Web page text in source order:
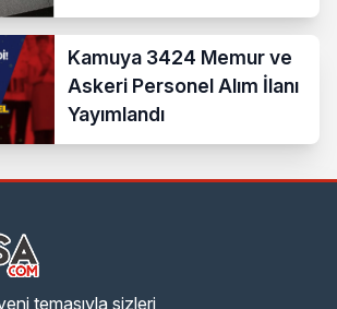
Açıldı
Kamuya 3424 Memur ve
Askeri Personel Alım İlanı
Yayımlandı
temasıyla sizleri